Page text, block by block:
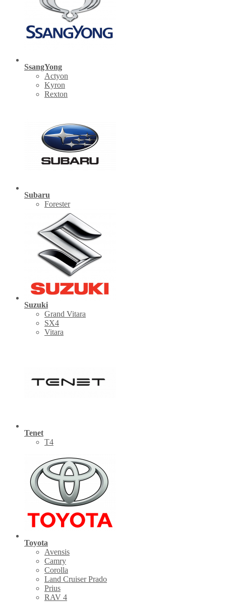
SsangYong
Actyon
Kyron
Rexton
Subaru
Forester
Suzuki
Grand Vitara
SX4
Vitara
Tenet
Т4
Toyota
Avensis
Camry
Corolla
Land Cruiser Prado
Prius
RAV 4